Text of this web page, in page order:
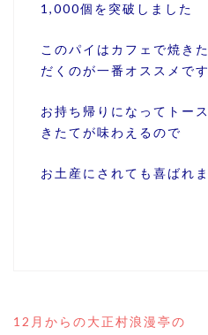
1,000個を突破しました
このパイはカフェで焼き
だくのが一番オススメで
お持ち帰りになってトー
きたてが味わえるので
お土産にされても喜ばれま
投
12月からの大正村浪漫亭の